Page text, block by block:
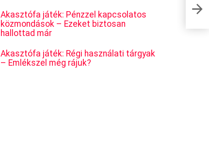
Akasztófa játék: Pénzzel kapcsolatos
közmondások – Ezeket biztosan
hallottad már
Akasztófa játék: Régi használati tárgyak
– Emlékszel még rájuk?